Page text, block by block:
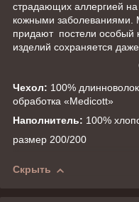
страдающих аллергией
кожными заболеваниями.
придают постели особый
изделий сохраняется
Чехол: 100%
обработка «Меdicott»
Наполнитель: 100%
размер 200/200
Скрыть